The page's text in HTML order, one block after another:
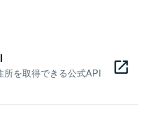
を取得できる公式API